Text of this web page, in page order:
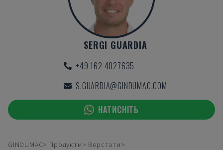
SERGI GUARDIA
+49 162 4027635
S.GUARDIA@GINDUMAC.COM
НАТИСНІТЬ
GINDUMAC Продукти
Верстати